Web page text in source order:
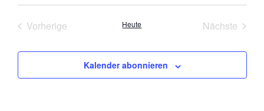
VorherigeVeranstaltungen
Heute Nächste
Kalender abonnieren